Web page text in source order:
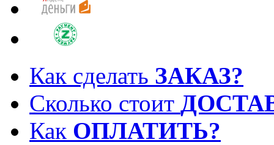
Как сделать ЗАКАЗ?
Сколько стоит
Как ОПЛАТИТЬ?